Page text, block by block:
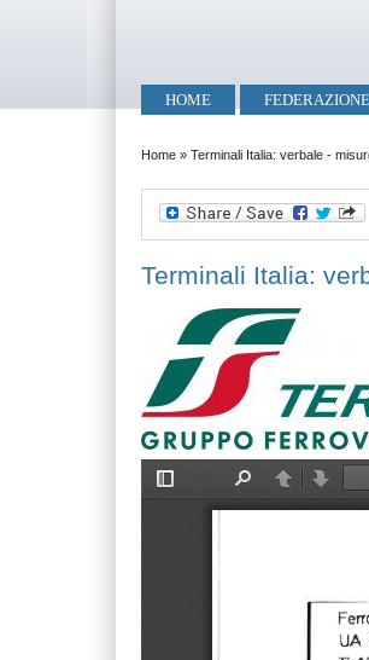
Menu principale
HOME FEDERAZIONE
Tu sei qui
Home » Terminali Italia: verbale -
Terminali Italia: